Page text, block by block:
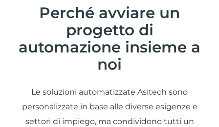
Perché avviare un
progetto di
automazione insieme a
noi
Le soluzioni automatizzate Asitech sono
personalizzate in base alle diverse esigenze e
settori di impiego, ma condividono tutti un